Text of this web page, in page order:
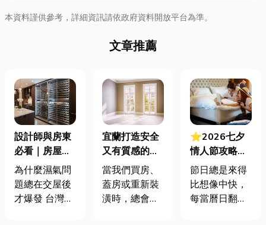
本資料謹供參考，詳細資訊請依政府資料開放平台為準。
文章推薦
設計師與房東
必看｜房屋濕
氣重怎麼辦？
全屋除濕機＋
全熱交換器整
為什麼濕氣問
題總在交屋後
才爆發 台灣氣
宜蘭打造安全
又有質感的
家，從專業門
窗開始
當我們買房、
蓋房或重新裝
潢時，總會把
⭐2026七夕
情人節攻略！
七夕送什麼不
踩雷？限定甜
點哪裡買？台
節日總是來得
比想像中快，
每當曆日翻到